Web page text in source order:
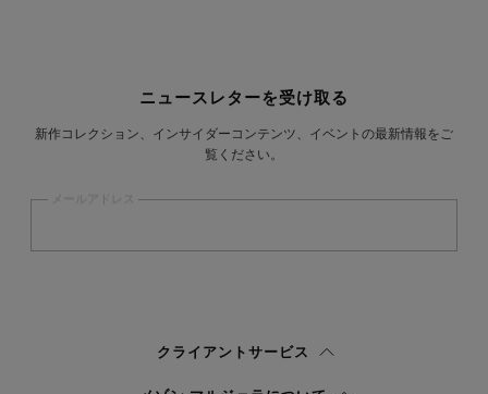
ニュースレターを受け取る
新作コレクション、インサイダーコンテンツ、イベントの最新情報をご
覧ください。
メールアドレス
プライバシーポリシー を読み、私はマルジェラ S.A.S.U. が
クライアントサービス